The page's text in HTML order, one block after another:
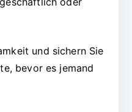
und sichern Sie
bevor es jemand